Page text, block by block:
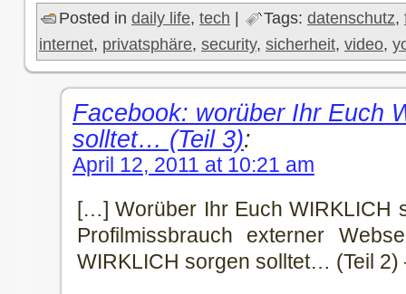
Posted in daily life, tech Tags: datenschutz,
internet, privatsphäre, security, sicherheit, video,
Facebook: worüber Ihr Euch
solltet… (Teil 3):
April 12, 2011 at 10:21 am
[…] Worüber Ihr Euch WIRKLICH
Profilmissbrauch externer
WIRKLICH sorgen solltet… (Teil